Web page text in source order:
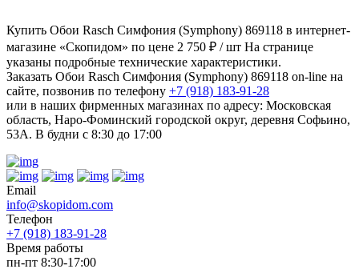
Купить Обои Rasch Симфония (Symphony) 869118 в интернет-
магазине «Скопидом» по цене 2 750 ₽ / шт На странице
указаны подробные технические характеристики.
Заказать Обои Rasch Симфония (Symphony) 869118 on-line на
сайте, позвонив по телефону +7 (918) 183-91-28
или в наших фирменных магазинах по адресу: Московская
область, Наро-Фоминский городской округ, деревня Софьино,
53А. В будни с 8:30 до 17:00
Email
info@skopidom.com
Телефон
+7 (918) 183-91-28
Время работы
пн-пт 8:30-17:00